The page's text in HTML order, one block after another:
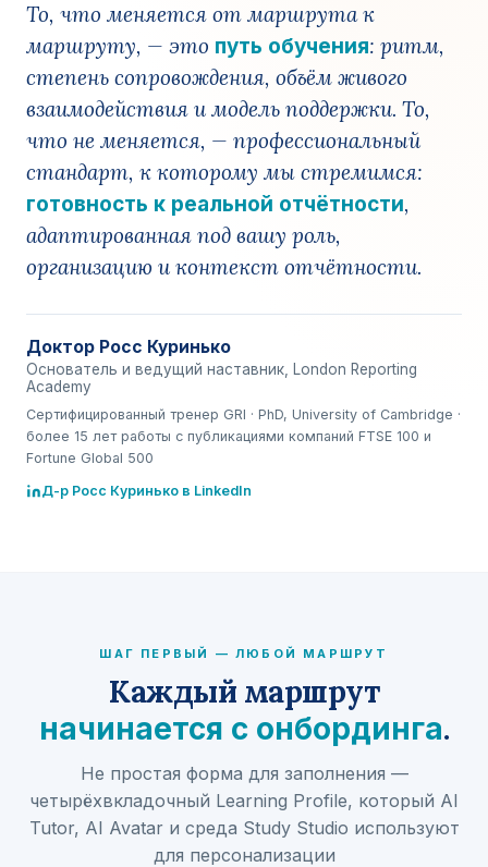
То, что меняется от маршрута к
маршруту, — это путь обучения: ритм,
степень сопровождения, объём живого
взаимодействия и модель поддержки. То,
что не меняется, — профессиональный
стандарт, к которому мы стремимся:
готовность к реальной отчётности,
адаптированная под вашу роль,
организацию и контекст отчётности.
Доктор Росс Куринько
Основатель и ведущий наставник, London Reporting
Academy
Сертифицированный тренер GRI · PhD, University of Cambridge ·
более 15 лет работы с публикациями компаний FTSE 100 и
Fortune Global 500
Д-р Росс Куринько в LinkedIn
ШАГ ПЕРВЫЙ — ЛЮБОЙ МАРШРУТ
Каждый маршрут
начинается с онбординга.
Не простая форма для заполнения —
четырёхвкладочный Learning Profile, который AI
Tutor, AI Avatar и среда Study Studio используют
для персонализации